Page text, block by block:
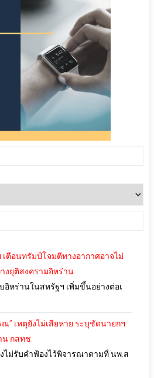
ตือนทรัมป์โจมตีทางอากาศอาจไม่
งยุติสงครามอิหร่าน
หร่านในสหรัฐฯ เพิ่มขึ้นอย่างต่อเ
” เหตุยังไม่เสียหาย ระบุชัดนายกฯ
กสทช.
ไม่รับคำฟ้องไว้พิจารณาตามที่ นพ.ส